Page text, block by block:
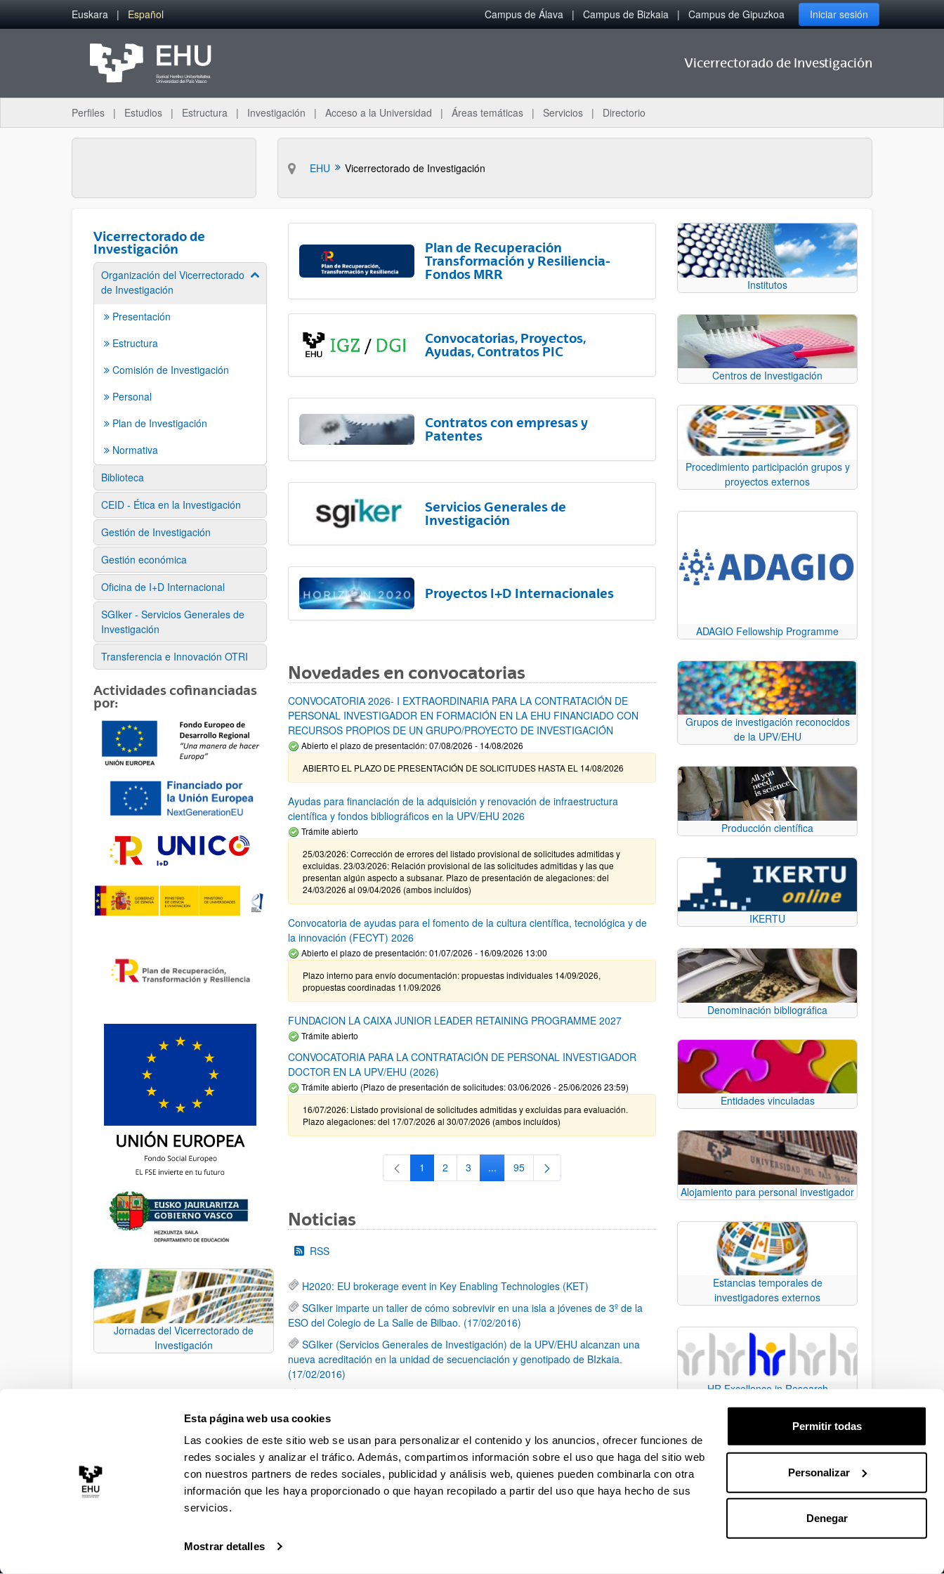
Esta página web usa cookies
Las cookies de este sitio web se usan para personalizar el contenido y los anuncios, ofrecer funciones de
redes sociales y analizar el tráfico. Además, compartimos información sobre el uso que haga del sitio web
con nuestros partners de redes sociales, publicidad y análisis web, quienes pueden combinarla con otra
información que les haya proporcionado o que hayan recopilado a partir del uso que haya hecho de sus
servicios.
Mostrar detalles
Permitir todas
Personalizar
Denegar
Saltar al contenido principal
Euskara Español Campus de Álava Campus de Bizkaia Campus de Gipuzkoa Iniciar sesión
Vicerrectorado de Investigación
Perfiles Estudios Estructura Investigación Acceso a la Universidad Áreas temáticas Servicios Directorio
EHU Vicerrectorado de Investigación
Vicerrectorado de
Investigación
Organización del Vicerrectorado
de Investigación
Mostrar/ocultar subpáginas
Presentación
Estructura
Comisión de Investigación
Personal
Plan de Investigación
Normativa
Biblioteca
CEID - Ética en la Investigación
Gestión de Investigación
Gestión económica
Oficina de I+D Internacional
SGIker - Servicios Generales de
Investigación
Transferencia e Innovación OTRI
Actividades cofinanciadas
por:
Jornadas del Vicerrectorado de
Investigación
Plan de Recuperación
Transformación y Resiliencia-
Fondos MRR
Convocatorias, Proyectos,
Ayudas, Contratos PIC
Contratos con empresas y
Patentes
Servicios Generales de
Investigación
Proyectos I+D Internacionales
Novedades en convocatorias
CONVOCATORIA 2026- I EXTRAORDINARIA PARA LA CONTRATACIÓN DE
PERSONAL INVESTIGADOR EN FORMACIÓN EN LA EHU FINANCIADO CON
RECURSOS PROPIOS DE UN GRUPO/PROYECTO DE INVESTIGACIÓN
Abierto el plazo de presentación: 07/08/2026 - 14/08/2026
ABIERTO EL PLAZO DE PRESENTACIÓN DE SOLICITUDES HASTA EL 14/08/2026
Ayudas para financiación de la adquisición y renovación de infraestructura
científica y fondos bibliográficos en la UPV/EHU 2026
Trámite abierto
25/03/2026: Corrección de errores del listado provisional de solicitudes admitidas y
excluidas. 23/03/2026: Relación provisional de las solicitudes admitidas y las que
presentan algún aspecto a subsanar. Plazo de presentación de alegaciones: del
24/03/2026 al 09/04/2026 (ambos incluídos)
Convocatoria de ayudas para el fomento de la cultura científica, tecnológica y de
la innovación (FECYT) 2026
Abierto el plazo de presentación: 01/07/2026 - 16/09/2026 13:00
Plazo interno para envío documentación: propuestas individuales 14/09/2026,
propuestas coordinadas 11/09/2026
FUNDACION LA CAIXA JUNIOR LEADER RETAINING PROGRAMME 2027
Trámite abierto
CONVOCATORIA PARA LA CONTRATACIÓN DE PERSONAL INVESTIGADOR
DOCTOR EN LA UPV/EHU (2026)
Trámite abierto (Plazo de presentación de solicitudes: 03/06/2026 - 25/06/2026 23:59)
16/07/2026: Listado provisional de solicitudes admitidas y excluidas para evaluación.
Plazo alegaciones: del 17/07/2026 al 30/07/2026 (ambos incluídos)
Página
1 Página
2 Página
3 ...Páginas intermedias Use TAB para desplazarse.
Página
95
Noticias
RSS
H2020: EU brokerage event in Key Enabling Technologies (KET)
SGIker imparte un taller de cómo sobrevivir en una isla a jóvenes de 3º de la
ESO del Colegio de La Salle de Bilbao. (17/02/2016)
SGIker (Servicios Generales de Investigación) de la UPV/EHU alcanzan una
nueva acreditación en la unidad de secuenciación y genotipado de BIzkaia.
(17/02/2016)
la ESO del Colegio de La Salle de Bilbao
Página
1 ...Páginas intermedias Use TAB para desplazarse.
Página
31 Página
32 Página
33 ...Páginas intermedias Use TAB para desplazarse.
Página
79
Institutos
Centros de Investigación
Procedimiento participación grupos y
proyectos externos
ADAGIO Fellowship Programme
Grupos de investigación reconocidos
de la UPV/EHU
Producción científica
IKERTU
Denominación bibliográfica
Entidades vinculadas
Alojamiento para personal investigador
Estancias temporales de
investigadores externos
HR Excellence in Research